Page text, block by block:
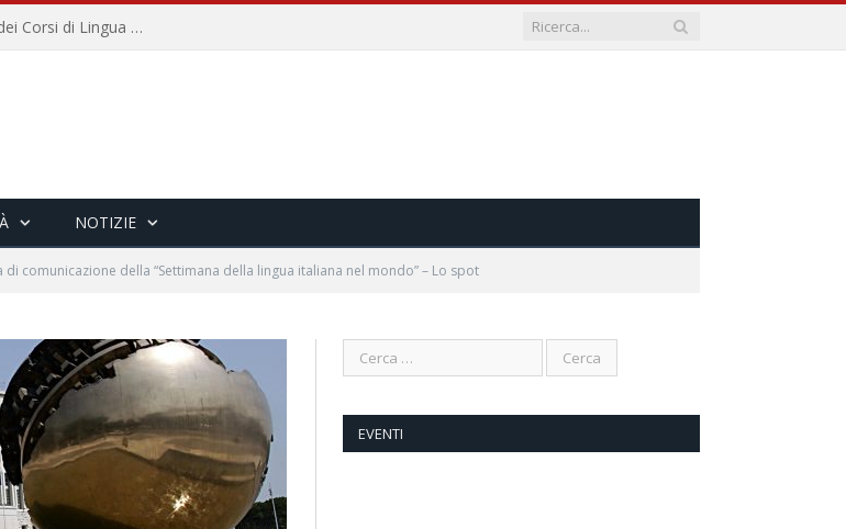
Università per Stranieri di Siena – Inaugurazione dei Corsi di Lingua e Cultura Italiana, 109a annata
NOTIZIE
di comunicazione della “Settimana della lingua italiana nel mondo” – Lo spot
EVENTI